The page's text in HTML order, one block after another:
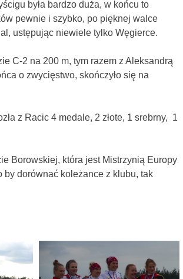
była bardzo duża, w końcu to
pewnie i szybko, po pięknej walce
ustępując niewiele tylko Węgierce.
C-2 na 200 m, tym razem z Aleksandrą
o zwycięstwo, skończyło się na
z Racic 4 medale, 2 złote, 1 srebrny, 1
Borowskiej, która jest Mistrzynią Europy
by dorównać koleżance z klubu, tak